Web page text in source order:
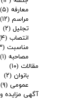
معارفه (۵)
مراسم (۱۲)
تجلیل (۲)
انتصاب (۴)
مناسبت (۱۳)
مصاحبه (۱)
مقالات (۱۰)
بانوان (۲)
عمومی (۹)
آگهی مزایده